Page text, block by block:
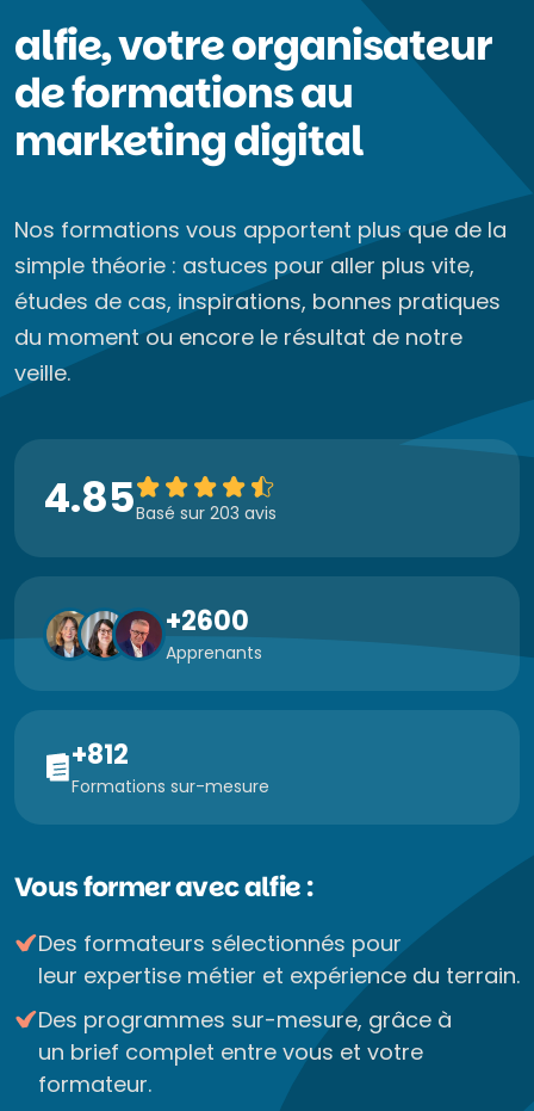
alfie, votre organisateur
de formations au
marketing digital
Nos formations vous apportent plus que de la
simple théorie : astuces pour aller plus vite,
études de cas, inspirations, bonnes pratiques
du moment ou encore le résultat de notre
veille.
4.85Basé sur 203 avis
+2600
Apprenants
+812
Formations sur-mesure
Vous former avec alfie :
Des formateurs sélectionnés pour
leur expertise métier et expérience du terrain.
Des programmes sur-mesure, grâce à
un brief complet entre vous et votre
formateur.